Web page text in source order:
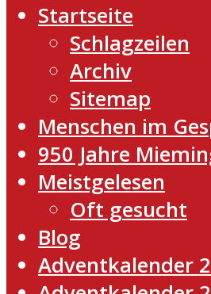
Startseite
Schlagzeilen
Archiv
Sitemap
Menschen im
950 Jahre
Meistgelesen
Oft gesucht
Blog
Adventkalender